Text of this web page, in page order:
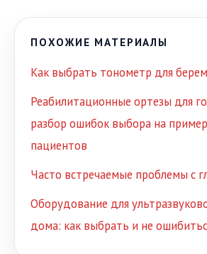
ПОХОЖИЕ МАТЕРИАЛЫ
Как выбрать тонометр для
Реабилитационные ортезы для
разбор ошибок выбора на
пациентов
Часто встречаемые проблемы с
Оборудование для
дома: как выбрать и не